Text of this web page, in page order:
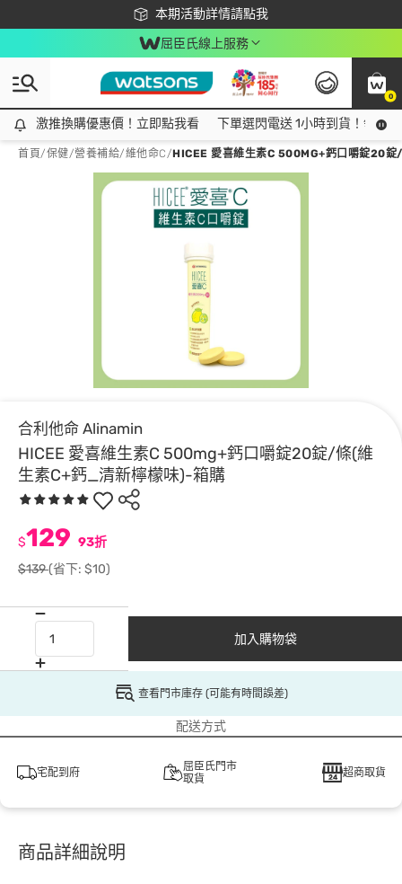
本期活動詳情請點我
下載app最高回饋$350
屈臣氏線上服務
0
激推換購優惠價！立即點我看
激推換購優惠價！立即點我看 下單選閃電送 1小時到貨！領神
首頁/保健/營養補給/維他命C/HICEE 愛喜維生素C 500MG+鈣口嚼錠20
合利他命 Alinamin
HICEE 愛喜維生素C 500mg+鈣口嚼錠20錠/條(維
生素C+鈣_清新檸檬味)-箱購
$129 93折
$139(省下: $10)
加入購物袋
查看門市庫存 (可能有時間誤差)
配送方式
宅配到府
屈臣氏門市
取貨
超商取貨
商品詳細說明